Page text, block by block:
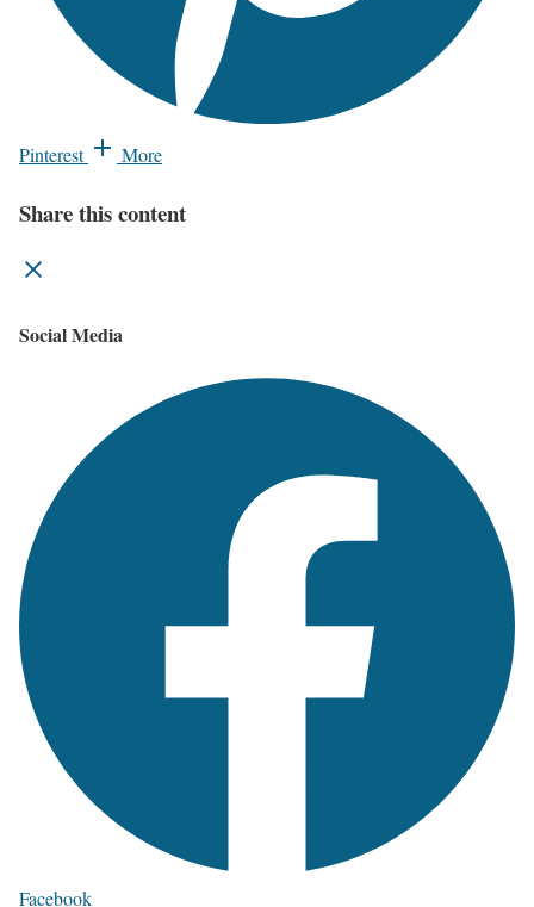
Pinterest More
Share this content
Social Media
Facebook